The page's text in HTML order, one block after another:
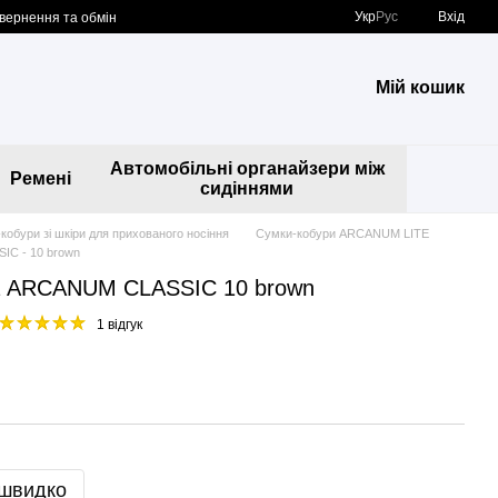
та обмін
УкрРус Вхід
Мій кошик
Ремені
Автомобільні органайзери між
сидіннями
зі шкіри для прихованого носіння
Сумки-кобури ARCANUM LITE
- 10 brown
CLASSIC 10 brown
1 відгук